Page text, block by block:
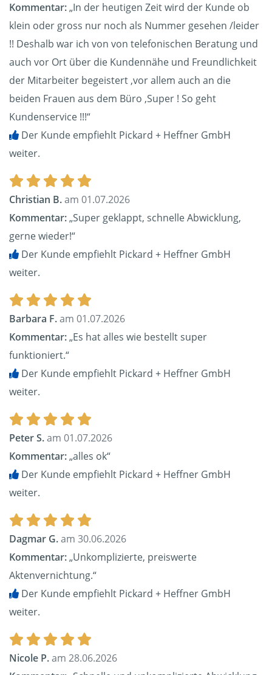
Kommentar:„In der heutigen Zeit wird der Kunde ob
klein oder gross nur noch als Nummer gesehen /leider
!! Deshalb war ich von von telefonischen Beratung und
auch vor Ort über die Kundennähe und Freundlichkeit
der Mitarbeiter begeistert ,vor allem auch an die
beiden Frauen aus dem Büro ,Super ! So geht
Kundenservice !!!“
Der Kunde empfiehlt Pickard + Heffner GmbH
weiter.
Christian B.am 01.07.2026
Kommentar:„Super geklappt, schnelle Abwicklung,
gerne wieder!“
Der Kunde empfiehlt Pickard + Heffner GmbH
weiter.
Barbara F.am 01.07.2026
Kommentar:„Es hat alles wie bestellt super
funktioniert.“
Der Kunde empfiehlt Pickard + Heffner GmbH
weiter.
Peter S.am 01.07.2026
Kommentar:„alles ok“
Der Kunde empfiehlt Pickard + Heffner GmbH
weiter.
Dagmar G.am 30.06.2026
Kommentar:„Unkomplizierte, preiswerte
Aktenvernichtung.“
Der Kunde empfiehlt Pickard + Heffner GmbH
weiter.
Nicole P.am 28.06.2026